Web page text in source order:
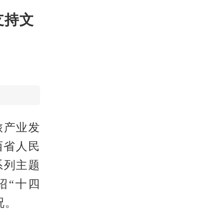
持文
产业发
人民
列主题
“十四